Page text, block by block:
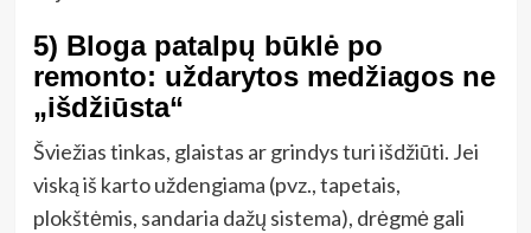
5) Bloga patalpų būklė po
remonto: uždarytos medžiagos ne
„išdžiūsta“
Šviežias tinkas, glaistas ar grindys turi išdžiūti. Jei
viską iš karto uždengiama (pvz., tapetais,
plokštėmis, sandaria dažų sistema), drėgmė gali